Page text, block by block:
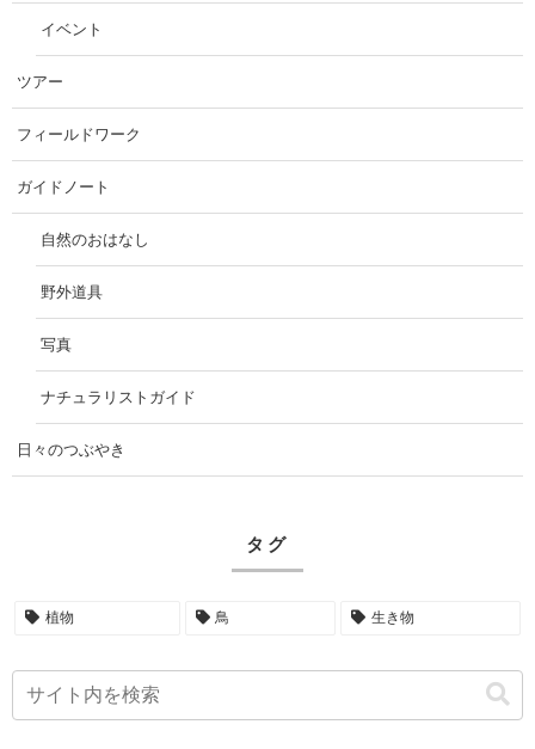
イベント
ツアー
フィールドワーク
ガイドノート
自然のおはなし
野外道具
写真
ナチュラリストガイド
日々のつぶやき
タグ
植物 鳥 生き物